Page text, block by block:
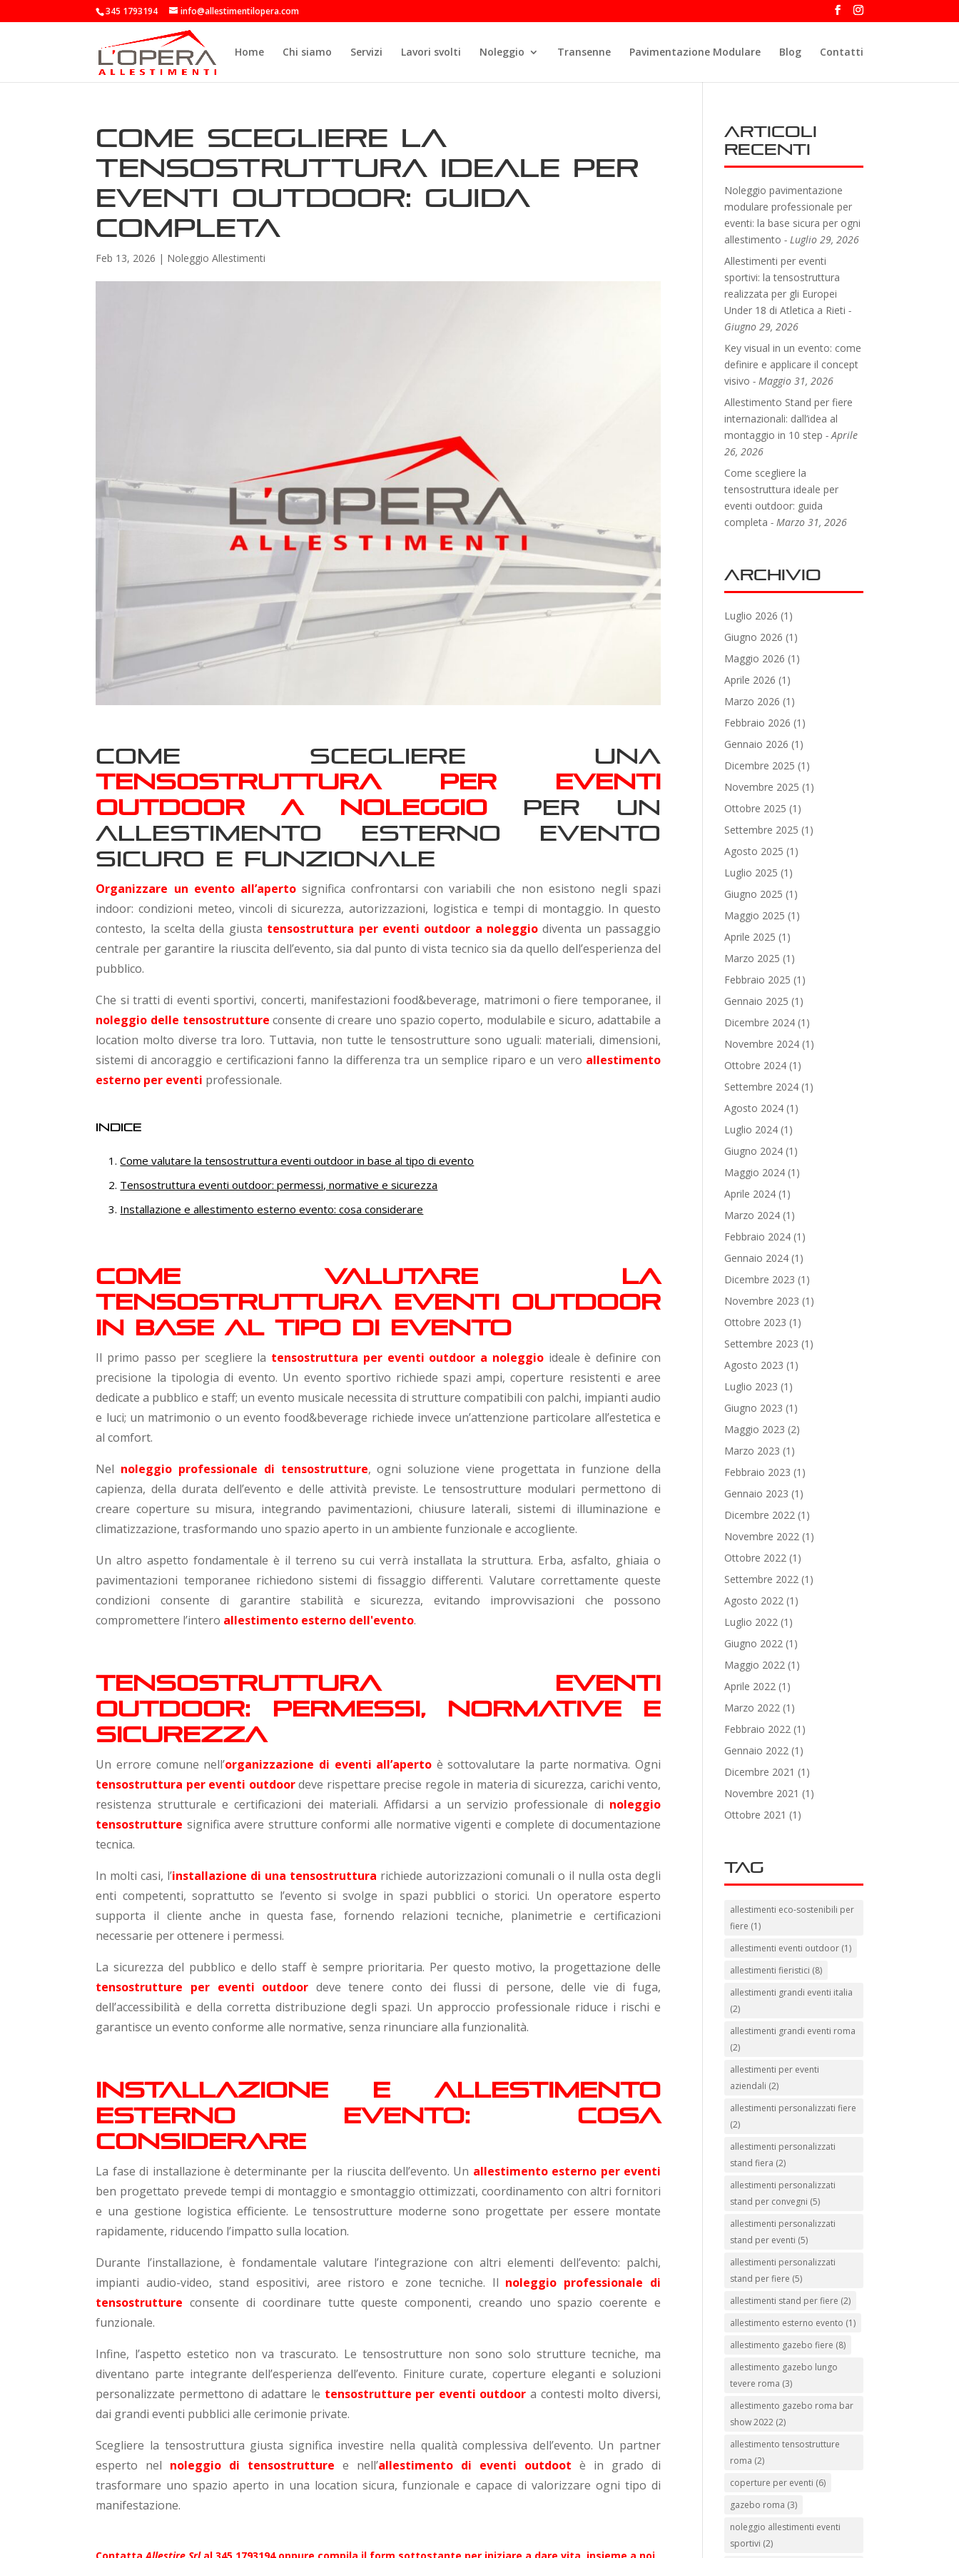
345 1793194 info@allestimentilopera.com
Home Chi siamo Servizi Lavori svolti Noleggio Transenne Pavimentazione Modulare Blog Contatti
Come scegliere la
tensostruttura ideale per
eventi outdoor: guida
completa
Feb 13, 2026 | Noleggio Allestimenti
Come scegliere una
tensostruttura per eventi
outdoor a noleggioper un
allestimento esterno evento
sicuro e funzionale
Organizzare un evento all’apertosignifica confrontarsi con variabili che non esistono negli spazi
indoor: condizioni meteo, vincoli di sicurezza, autorizzazioni, logistica e tempi di montaggio. In questo
contesto, la scelta della giusta tensostruttura per eventi outdoor a noleggiodiventa un passaggio
centrale per garantire la riuscita dell’evento, sia dal punto di vista tecnico sia da quello dell’esperienza del
pubblico.
Che si tratti di eventi sportivi, concerti, manifestazioni food&beverage, matrimoni o fiere temporanee, il
noleggio delle tensostrutture consente di creare uno spazio coperto, modulabile e sicuro, adattabile a
location molto diverse tra loro. Tuttavia, non tutte le tensostrutture sono uguali: materiali, dimensioni,
sistemi di ancoraggio e certificazioni fanno la differenza tra un semplice riparo e un vero allestimento
esterno per eventi professionale.
Indice
Come valutare la tensostruttura eventi outdoor in base al tipo di evento
Tensostruttura eventi outdoor: permessi, normative e sicurezza
Installazione e allestimento esterno evento: cosa considerare
Come valutare la
tensostruttura eventi outdoor
in base al tipo di evento
Il primo passo per scegliere la tensostruttura per eventi outdoor a noleggioideale è definire con
precisione la tipologia di evento. Un evento sportivo richiede spazi ampi, coperture resistenti e aree
dedicate a pubblico e staff; un evento musicale necessita di strutture compatibili con palchi, impianti audio
e luci; un matrimonio o un evento food&beverage richiede invece un’attenzione particolare all’estetica e
al comfort.
Nel noleggio professionale di tensostrutture, ogni soluzione viene progettata in funzione della
capienza, della durata dell’evento e delle attività previste. Le tensostrutture modulari permettono di
creare coperture su misura, integrando pavimentazioni, chiusure laterali, sistemi di illuminazione e
climatizzazione, trasformando uno spazio aperto in un ambiente funzionale e accogliente.
Un altro aspetto fondamentale è il terreno su cui verrà installata la struttura. Erba, asfalto, ghiaia o
pavimentazioni temporanee richiedono sistemi di fissaggio differenti. Valutare correttamente queste
condizioni consente di garantire stabilità e sicurezza, evitando improvvisazioni che possono
compromettere l’intero allestimento esterno dell'evento.
Tensostruttura eventi
outdoor: permessi, normative e
sicurezza
Un errore comune nell’organizzazione di eventi all’aperto è sottovalutare la parte normativa. Ogni
tensostruttura per eventi outdoordeve rispettare precise regole in materia di sicurezza, carichi vento,
resistenza strutturale e certificazioni dei materiali. Affidarsi a un servizio professionale di noleggio
tensostrutture significa avere strutture conformi alle normative vigenti e complete di documentazione
tecnica.
In molti casi, l’installazione di una tensostruttura richiede autorizzazioni comunali o il nulla osta degli
enti competenti, soprattutto se l’evento si svolge in spazi pubblici o storici. Un operatore esperto
supporta il cliente anche in questa fase, fornendo relazioni tecniche, planimetrie e certificazioni
necessarie per ottenere i permessi.
La sicurezza del pubblico e dello staff è sempre prioritaria. Per questo motivo, la progettazione delle
tensostrutture per eventi outdoor deve tenere conto dei flussi di persone, delle vie di fuga,
dell’accessibilità e della corretta distribuzione degli spazi. Un approccio professionale riduce i rischi e
garantisce un evento conforme alle normative, senza rinunciare alla funzionalità.
Installazione e allestimento
esterno evento: cosa
considerare
La fase di installazione è determinante per la riuscita dell’evento. Un allestimento esterno per eventi
ben progettato prevede tempi di montaggio e smontaggio ottimizzati, coordinamento con altri fornitori
e una gestione logistica efficiente. Le tensostrutture moderne sono progettate per essere montate
rapidamente, riducendo l’impatto sulla location.
Durante l’installazione, è fondamentale valutare l’integrazione con altri elementi dell’evento: palchi,
impianti audio-video, stand espositivi, aree ristoro e zone tecniche. Il noleggio professionale di
tensostrutture consente di coordinare tutte queste componenti, creando uno spazio coerente e
funzionale.
Infine, l’aspetto estetico non va trascurato. Le tensostrutture non sono solo strutture tecniche, ma
diventano parte integrante dell’esperienza dell’evento. Finiture curate, coperture eleganti e soluzioni
personalizzate permettono di adattare le tensostrutture per eventi outdoor a contesti molto diversi,
dai grandi eventi pubblici alle cerimonie private.
Scegliere la tensostruttura giusta significa investire nella qualità complessiva dell’evento. Un partner
esperto nel noleggio di tensostrutture e nell’allestimento di eventi outdoot è in grado di
trasformare uno spazio aperto in una location sicura, funzionale e capace di valorizzare ogni tipo di
manifestazione.
Articoli
recenti
Noleggio pavimentazione
modulare professionale per
eventi: la base sicura per ogni
allestimento
Luglio 29, 2026
Allestimenti per eventi
sportivi: la tensostruttura
realizzata per gli Europei
Under 18 di Atletica a Rieti
Giugno 29, 2026
Key visual in un evento: come
definire e applicare il concept
visivo
Maggio 31, 2026
Allestimento Stand per fiere
internazionali: dall’idea al
montaggio in 10 step
Aprile
26, 2026
Come scegliere la
tensostruttura ideale per
eventi outdoor: guida
completa
Marzo 31, 2026
Archivio
Luglio 2026 (1)
Giugno 2026 (1)
Maggio 2026 (1)
Aprile 2026 (1)
Marzo 2026 (1)
Febbraio 2026 (1)
Gennaio 2026 (1)
Dicembre 2025 (1)
Novembre 2025 (1)
Ottobre 2025 (1)
Settembre 2025 (1)
Agosto 2025 (1)
Luglio 2025 (1)
Giugno 2025 (1)
Maggio 2025 (1)
Aprile 2025 (1)
Marzo 2025 (1)
Febbraio 2025 (1)
Gennaio 2025 (1)
Dicembre 2024 (1)
Novembre 2024 (1)
Ottobre 2024 (1)
Settembre 2024 (1)
Agosto 2024 (1)
Luglio 2024 (1)
Giugno 2024 (1)
Maggio 2024 (1)
Aprile 2024 (1)
Marzo 2024 (1)
Febbraio 2024 (1)
Gennaio 2024 (1)
Dicembre 2023 (1)
Novembre 2023 (1)
Ottobre 2023 (1)
Settembre 2023 (1)
Agosto 2023 (1)
Luglio 2023 (1)
Giugno 2023 (1)
Maggio 2023 (2)
Marzo 2023 (1)
Febbraio 2023 (1)
Gennaio 2023 (1)
Dicembre 2022 (1)
Novembre 2022 (1)
Ottobre 2022 (1)
Settembre 2022 (1)
Agosto 2022 (1)
Luglio 2022 (1)
Giugno 2022 (1)
Maggio 2022 (1)
Aprile 2022 (1)
Marzo 2022 (1)
Febbraio 2022 (1)
Gennaio 2022 (1)
Dicembre 2021 (1)
Novembre 2021 (1)
Ottobre 2021 (1)
Tag
allestimenti eco-sostenibili per
fiere (1)
allestimenti eventi outdoor (1)
allestimenti fieristici (8)
allestimenti grandi eventi italia
(2)
allestimenti grandi eventi roma
(2)
allestimenti per eventi
aziendali (2)
allestimenti personalizzati fiere
(2)
allestimenti personalizzati
stand fiera (2)
allestimenti personalizzati
stand per convegni (5)
allestimenti personalizzati
stand per eventi (5)
allestimenti personalizzati
stand per fiere (5)
allestimenti stand per fiere (2)
allestimento esterno evento (1)
allestimento gazebo fiere (8)
allestimento gazebo lungo
tevere roma (3)
allestimento gazebo roma bar
show 2022 (2)
allestimento tensostrutture
roma (2)
coperture per eventi (6)
gazebo roma (3)
noleggio allestimenti eventi
sportivi (2)